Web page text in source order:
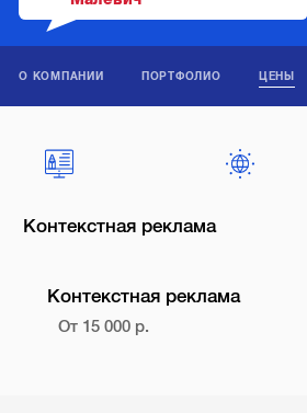
О КОМПАНИИ ПОРТФОЛИО ЦЕНЫ
Контекстная реклама
Контекстная реклама
От 15 000 р.